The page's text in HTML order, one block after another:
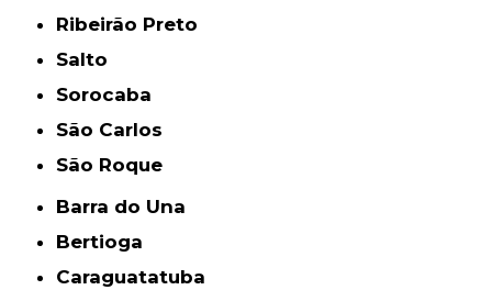
Ribeirão Preto
Salto
Sorocaba
São Carlos
São Roque
Barra do Una
Bertioga
Caraguatatuba